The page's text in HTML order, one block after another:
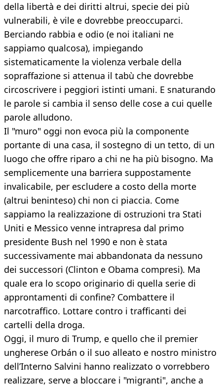
della libertà e dei diritti altrui, specie dei più
vulnerabili, è vile e dovrebbe preoccuparci.
Berciando rabbia e odio (e noi italiani ne
sappiamo qualcosa), impiegando
sistematicamente la violenza verbale della
sopraffazione si attenua il tabù che dovrebbe
circoscrivere i peggiori istinti umani. E snaturando
le parole si cambia il senso delle cose a cui quelle
parole alludono.
Il "muro" oggi non evoca più la componente
portante di una casa, il sostegno di un tetto, di un
luogo che offre riparo a chi ne ha più bisogno. Ma
semplicemente una barriera suppostamente
invalicabile, per escludere a costo della morte
(altrui beninteso) chi non ci piaccia. Come
sappiamo la realizzazione di ostruzioni tra Stati
Uniti e Messico venne intrapresa dal primo
presidente Bush nel 1990 e non è stata
successivamente mai abbandonata da nessuno
dei successori (Clinton e Obama compresi). Ma
quale era lo scopo originario di quella serie di
approntamenti di confine? Combattere il
narcotraffico. Lottare contro i trafficanti dei
cartelli della droga.
Oggi, il muro di Trump, e quello che il premier
ungherese Orbán o il suo alleato e nostro ministro
dell’Interno Salvini hanno realizzato o vorrebbero
realizzare, serve a bloccare i "migranti", anche a